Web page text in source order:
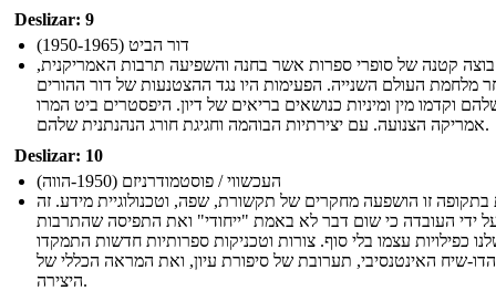
Deslizar: 9
דור הביט (1950-1965)
קטנה של סופרי ספרות אשר בחנה והשפיעה תרבות האמריקנית,
מלחמת העולם השנייה. הפעימות היו נגד ההצטנעות של דור ההורים
וקדמו מין ומיניות כנושאים בריאים של דיון. היפסטרים ביט המרו
אמריקה הצנועה. עם יצירתיות הבוהמה וחגיגת חורג הנהנתנית שלהם.
Deslizar: 10
העכשווי / פוסטמודרניזם (1950-הווה)
בתקופה זו הושפעה מחקרים של תקשורת, שפה, וטכנולוגיית מידע. זה
ידי העובדה כי שום דבר לא באמת "ייחודי" ואת התפיסה שהתרבות
כפילויות עצמו בלי סוף. צורות וטכניקות ספרותיות חדשות התמקדו
הדו-שיח האינטנסיבי, תערובת של סיפורת עיון, ואת המראה הכללי של
היצירה.